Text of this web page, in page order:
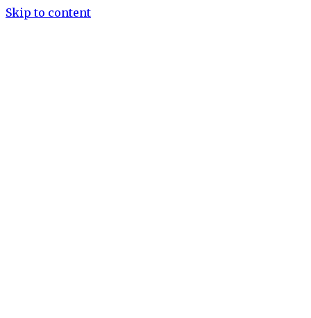
Skip to content